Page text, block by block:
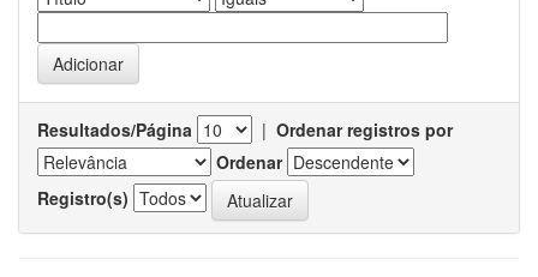
Resultados/Página | Ordenar registros por
Ordenar
Registro(s)